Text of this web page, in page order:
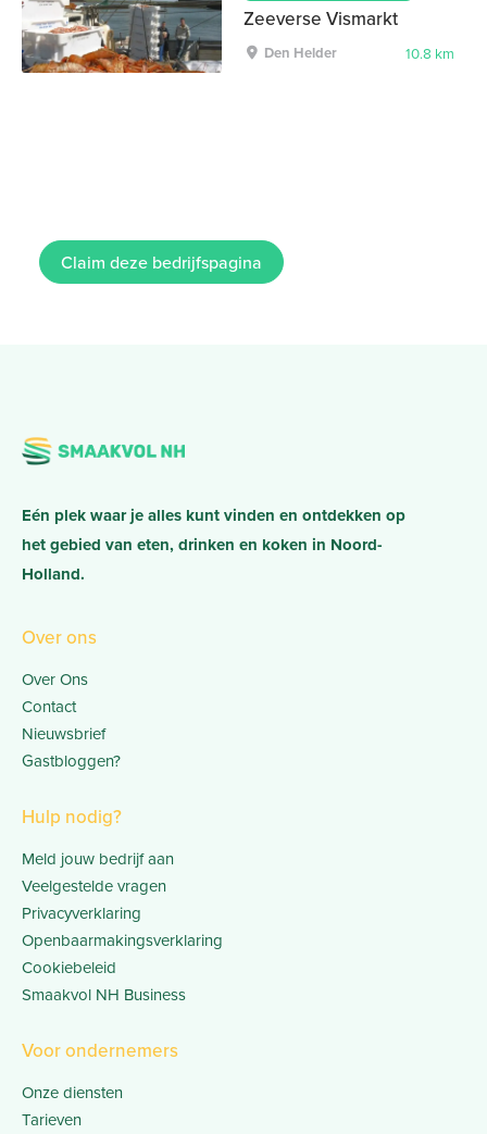
Zeeverse Vismarkt
Den Helder 10.8 km
Claim deze bedrijfspagina
Eén plek waar je alles kunt vinden en ontdekken op
het gebied van eten, drinken en koken in Noord-
Holland.
Over ons
Over Ons
Contact
Nieuwsbrief
Gastbloggen?
Hulp nodig?
Meld jouw bedrijf aan
Veelgestelde vragen
Privacyverklaring
Openbaarmakingsverklaring
Cookiebeleid
Smaakvol NH Business
Voor ondernemers
Onze diensten
Tarieven